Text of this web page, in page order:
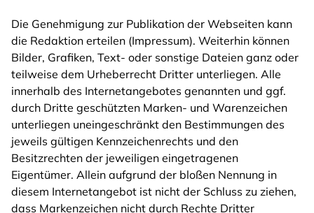
Die Genehmigung zur Publikation der Webseiten kann
die Redaktion erteilen (Impressum). Weiterhin können
Bilder, Grafiken, Text- oder sonstige Dateien ganz oder
teilweise dem Urheberrecht Dritter unterliegen. Alle
innerhalb des Internetangebotes genannten und ggf.
durch Dritte geschützten Marken- und Warenzeichen
unterliegen uneingeschränkt den Bestimmungen des
jeweils gültigen Kennzeichenrechts und den
Besitzrechten der jeweiligen eingetragenen
Eigentümer. Allein aufgrund der bloßen Nennung in
diesem Internetangebot ist nicht der Schluss zu ziehen,
dass Markenzeichen nicht durch Rechte Dritter